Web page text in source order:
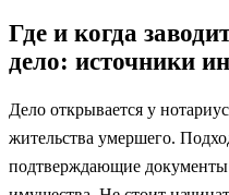
Где и когда
дело: источники
Дело открывается у
жительства умершего.
подтверждающие документы